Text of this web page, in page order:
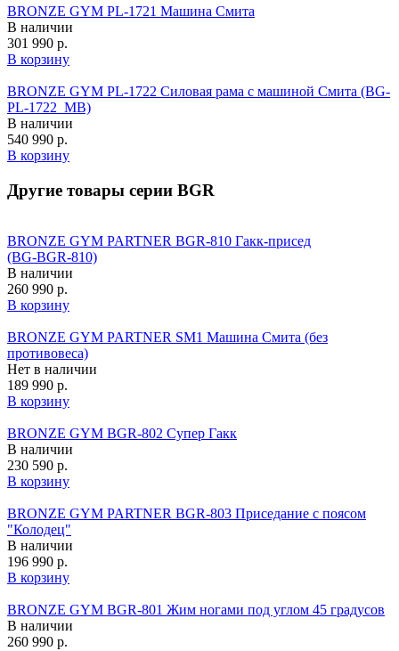
BRONZE GYM PL-1721 Машина Смита
В наличии
301 990 р.
В корзину
BRONZE GYM PL-1722 Силовая рама с машиной Смита (BG-
PL-1722_MB)
В наличии
540 990 р.
В корзину
Другие товары серии BGR
BRONZE GYM PARTNER BGR-810 Гакк-присед
(BG‑BGR‑810)
В наличии
260 990 р.
В корзину
BRONZE GYM PARTNER SM1 Машина Смита (без
противовеса)
Нет в наличии
189 990 р.
В корзину
BRONZE GYM BGR-802 Супер Гакк
В наличии
230 590 р.
В корзину
BRONZE GYM PARTNER BGR-803 Приседание с поясом
"Колодец"
В наличии
196 990 р.
В корзину
BRONZE GYM BGR-801 Жим ногами под углом 45 градусов
В наличии
260 990 р.